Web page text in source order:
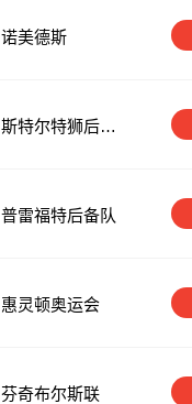
诺美德斯
斯特尔特狮后备
普雷福特后备队
惠灵顿奥运会
芬奇布尔斯联